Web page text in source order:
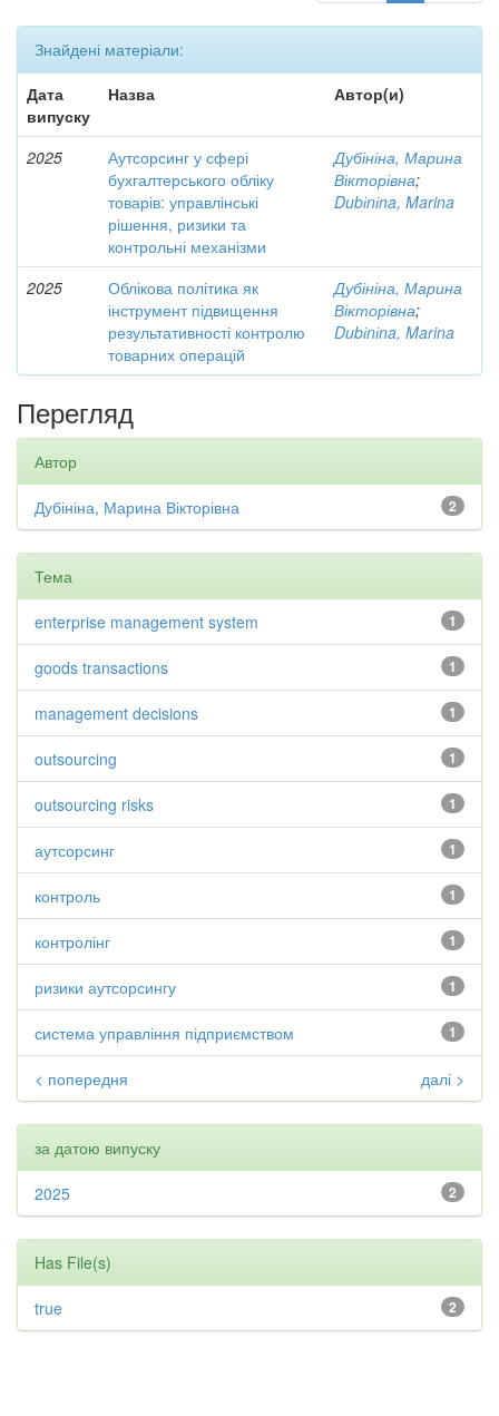
Знайдені матеріали:
Дата
випуску
Назва Автор(и)
2025
Аутсорсинг у сфері
бухгалтерського обліку
товарів: управлінські
рішення, ризики та
контрольні механізми
Дубініна, Марина
Вікторівна;
Dubіnіna, Marina
2025
Облікова політика як
інструмент підвищення
результативності контролю
товарних операцій
Дубініна, Марина
Вікторівна;
Dubіnіna, Marina
Перегляд
Автор
2
Дубініна, Марина Вікторівна
Тема
1
enterprise management system
1
goods transactions
1
management decisions
1
outsourcing
1
outsourcing risks
1
аутсорсинг
1
контроль
1
контролінг
1
ризики аутсорсингу
1
система управління підприємством
< попередня далі >
за датою випуску
2
2025
Has File(s)
2
true